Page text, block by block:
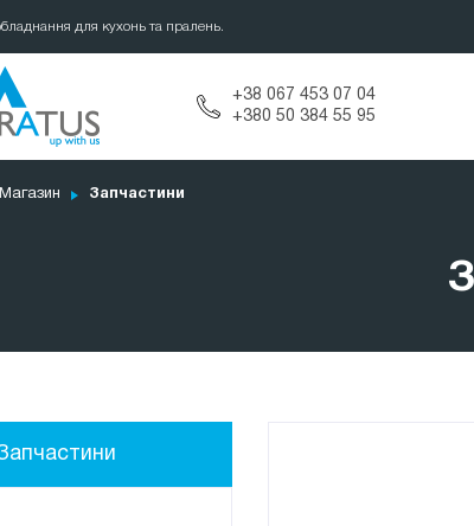
для кухонь та пралень.
+38 067 453 07 04
+380 50 384 55 95
Магазин Запчастини